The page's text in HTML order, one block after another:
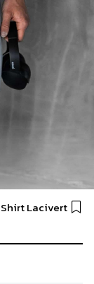
Shirt Lacivert